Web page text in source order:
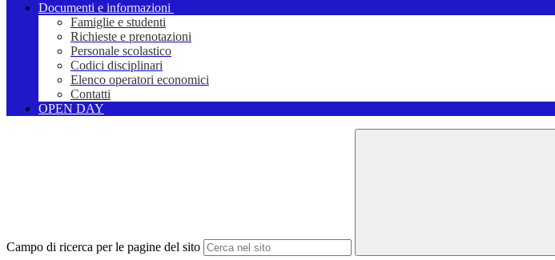
Documenti e informazioni
Famiglie e studenti
Richieste e prenotazioni
Personale scolastico
Codici disciplinari
Elenco operatori economici
Contatti
OPEN DAY
Campo di ricerca per le pagine del sito